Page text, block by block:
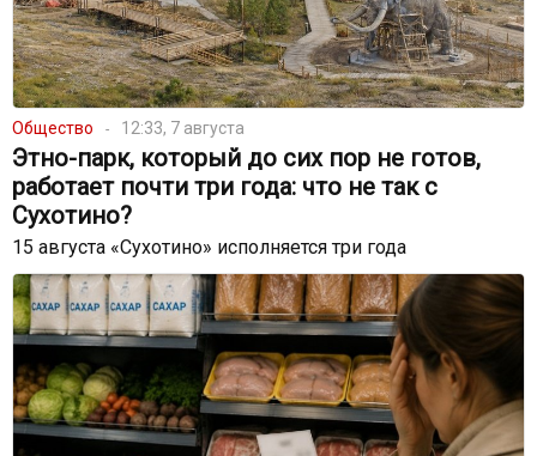
Общество 12:33, 7 августа
Этно-парк, который до сих пор не готов,
работает почти три года: что не так с
Сухотино?
15 августа «Сухотино» исполняется три года